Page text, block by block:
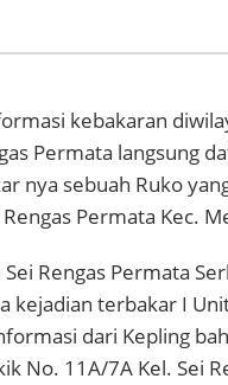
kebakaran
Permata langsung
nya sebuah Ruko
Permata Kec.
Rengas Permata
kejadian terbakar I
dari Kepling
No. 11A/7A Kel. Sei